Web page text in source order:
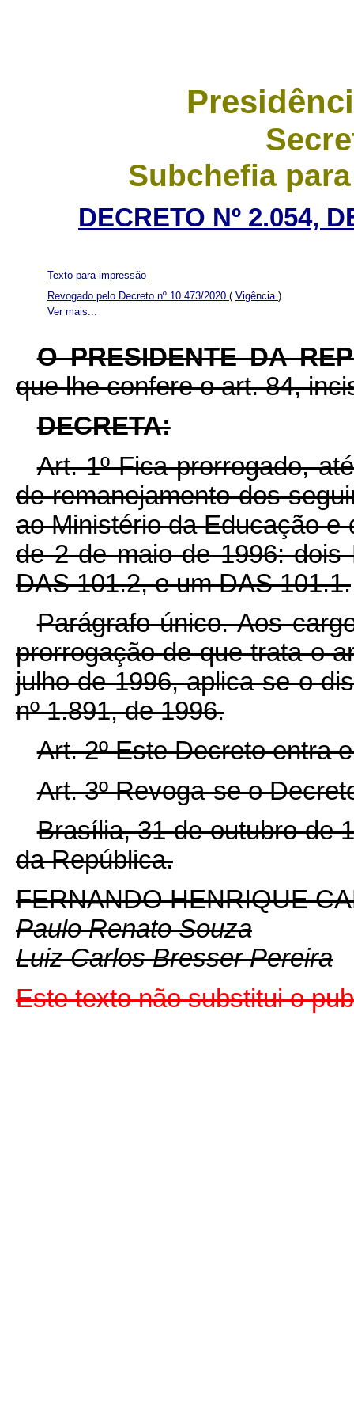
Subchefia
DECRETO Nº 2.054,
Ver mais...
Texto para impressão
Revogado pelo Decreto nº 10.473/2020 ( Vigência )
O PRESIDENTE DA
que lhe confere o art. 84,
DECRETA:
Art. 1º Fica prorrogado,
de remanejamento dos
ao Ministério da Educação e
de 2 de maio de 1996: dois
DAS 101.2, e um DAS 101.1.
Parágrafo único. Aos
prorrogação de que trata o
julho de 1996, aplica-se o
nº 1.891, de 1996.
Art. 2º Este Decreto entra
Art. 3º Revoga-se o
Brasília, 31 de outubro de
da República.
FERNANDO HENRIQUE
Paulo Renato Souza
Luiz Carlos Bresser Pereira
Este texto não substitui o